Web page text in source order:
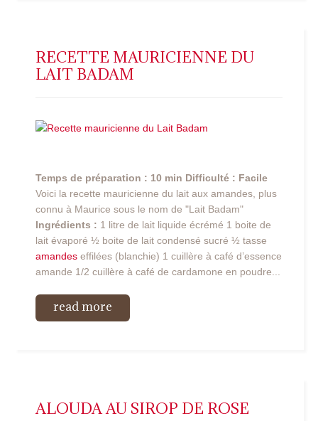
RECETTE MAURICIENNE DU
LAIT BADAM
Temps de préparation : 10 min Difficulté : Facile
Voici la recette mauricienne du lait aux amandes, plus
connu à Maurice sous le nom de "Lait Badam"
Ingrédients : 1 litre de lait liquide écrémé 1 boite de
lait évaporé ½ boite de lait condensé sucré ½ tasse
amandes effilées (blanchie) 1 cuillère à café d’essence
amande 1/2 cuillère à café de cardamone en poudre...
read more
ALOUDA AU SIROP DE ROSE